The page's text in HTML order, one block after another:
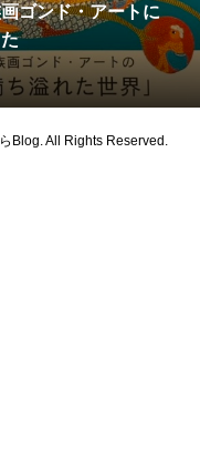
ゴンド・アートに
Blog. All Rights Reserved.